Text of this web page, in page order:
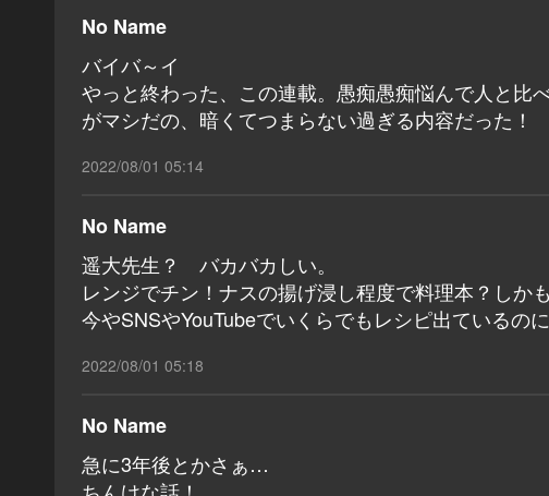
No Name
バイバ～イ
やっと終わった、この連載。愚痴愚痴悩んで人と比
がマシだの、暗くてつまらない過ぎる内容だった！
2022/08/01 05:14
No Name
遥大先生？ バカバカしい。
レンジでチン！ナスの揚げ浸し程度で料理本？しか
今やSNSやYouTubeでいくらでもレシピ出ている
2022/08/01 05:18
No Name
急に3年後とかさぁ…
ちんけな話！